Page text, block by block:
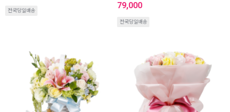
전국당일배송
79,000
전국당일배송